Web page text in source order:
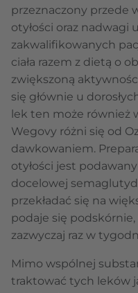
przeznaczony przede
otyłości oraz nadwagi
zakwalifikowanych
ciała razem z dietą o
zwiększoną
się głównie u
lek ten może również
Wegovy różni się od
dawkowaniem.
otyłości jest
docelowej
przekładać się na
podaje się
zazwyczaj raz w
Mimo wspólnej
traktować tych leków